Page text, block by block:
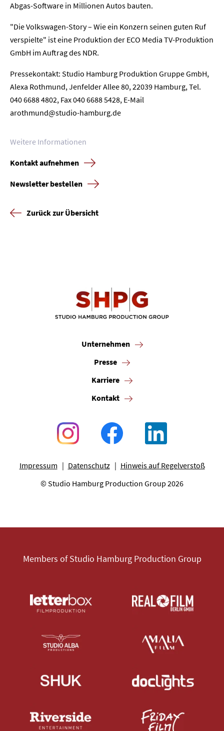
Abgas-Software in Millionen Autos bauten.
"Die Volkswagen-Story – Wie ein Konzern seinen guten Ruf
verspielte" ist eine Produktion der ECO Media TV-Produktion
GmbH im Auftrag des NDR.
Pressekontakt: Studio Hamburg Produktion Gruppe GmbH,
Alexa Rothmund, Jenfelder Allee 80, 22039 Hamburg, Tel.
040 6688 4802, Fax 040 6688 5428, E-Mail
arothmund@studio-hamburg.de
Weitere Informationen
Kontakt aufnehmen
Newsletter bestellen
Zurück zur Übersicht
Unternehmen
Presse
Karriere
Kontakt
Impressum Datenschutz
Hinweis auf Regelverstoß
© Studio Hamburg Production Group 2026
Members of Studio Hamburg Production Group
Karriere
Kontakt
Datenschutz